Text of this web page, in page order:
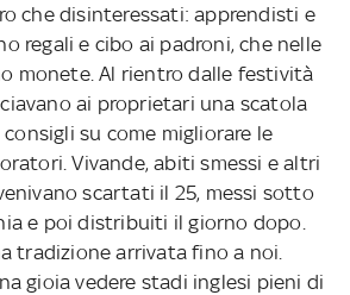
che disinteressati: apprendisti e
regali e cibo ai padroni, che nelle
monete. Al rientro dalle festività
ai proprietari una scatola
su come migliorare le
Vivande, abiti smessi e altri
scartati il 25, messi sotto
e poi distribuiti il giorno dopo.
tradizione arrivata fino a noi.
gioia vedere stadi inglesi pieni di